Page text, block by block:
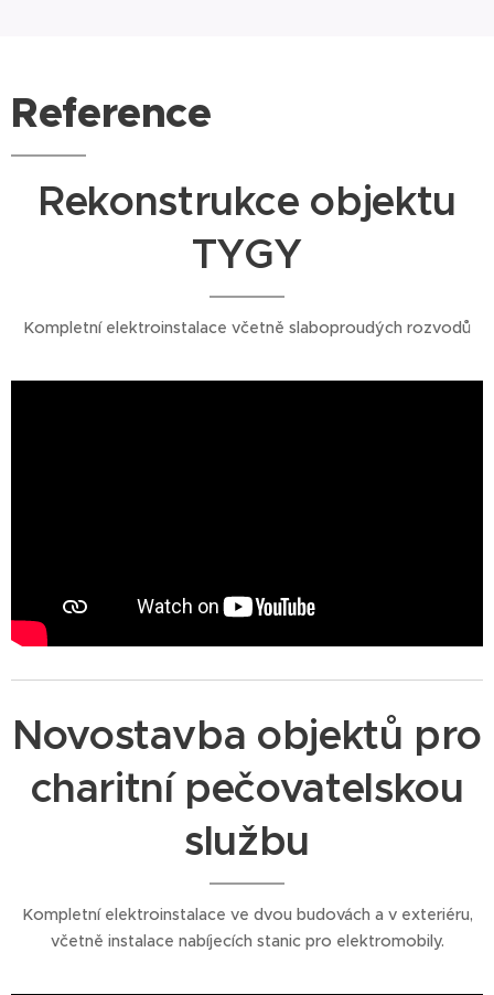
Reference
Rekonstrukce objektu
TYGY
Kompletní elektroinstalace včetně slaboproudých rozvodů
Novostavba objektů pro
charitní pečovatelskou
službu
Kompletní elektroinstalace ve dvou budovách a v exteriéru,
včetně instalace nabíjecích stanic pro elektromobily.